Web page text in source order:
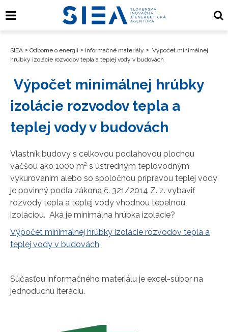
SIEA > Odborne o energii > Informačné materiály > Výpočet minimálnej
hrúbky izolácie rozvodov tepla a teplej vody v budovách
Výpočet minimálnej hrúbky
izolácie rozvodov tepla a
teplej vody v budovách
Vlastník budovy s celkovou podlahovou plochou
väčšou ako 1000 m2 s ústredným teplovodným
vykurovaním alebo so spoločnou prípravou teplej vody
je povinný podľa zákona č. 321/2014 Z. z. vybaviť
rozvody tepla a teplej vody vhodnou tepelnou
izoláciou. Aká je minimálna hrúbka izolácie?
Výpočet minimálnej hrúbky izolácie rozvodov tepla a
teplej vody v budovách
Súčasťou informačného materiálu je excel-súbor na
jednoduchú iteráciu.